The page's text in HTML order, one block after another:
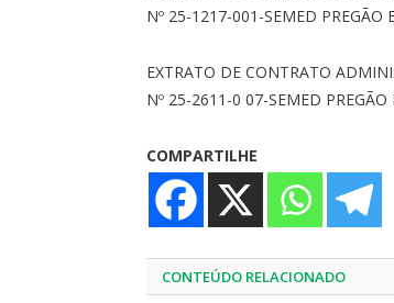
Nº 25-1217-001-SEMED PREGÃO
EXTRATO DE CONTRATO
Nº 25-2611-0 07-SEMED
COMPARTILHE
CONTEÚDO RELACIONADO